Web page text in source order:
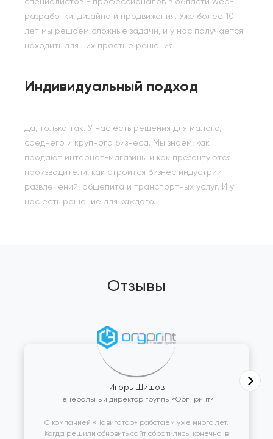
разработки, дизайна и продвижения. Уже более 10
лет мы решаем сложные задачи, и у нас получается
находить для них простые решения.
Индивидуальный подход
Да, только так. У нас есть решения для малого,
среднего и крупного бизнеса. Мы знаем, как
продают интернет-магазины и как презентуются
производители, как строится бизнес индустрии
развлечений, общепита и транспортных услуг. И у
нас есть решение для каждого.
Отзывы
Игорь Шишов
Генеральный директор группы «ОргПринт»
С компанией «Навигатор» работаем уже много лет.
Когда решили обновить сайт обратились, конечно, в